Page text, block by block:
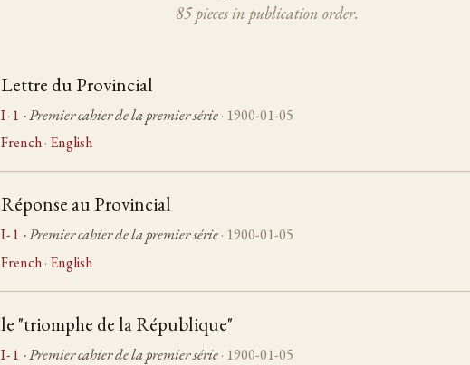
85 pieces in publication order.
Lettre du Provincial
I-1 · Premier cahier de la premier série · 1900-01-05
French · English
Réponse au Provincial
I-1 · Premier cahier de la premier série · 1900-01-05
French · English
le "triomphe de la République"
I-1 · Premier cahier de la premier série · 1900-01-05